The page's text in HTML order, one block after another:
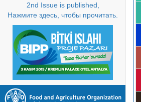
2nd Issue is published,
Нажмите здесь, чтобы прочитать.